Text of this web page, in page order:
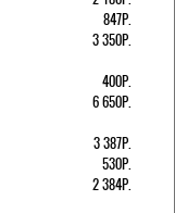
847Р.
3 350Р.
400Р.
6 650Р.
3 387Р.
530Р.
2 384Р.